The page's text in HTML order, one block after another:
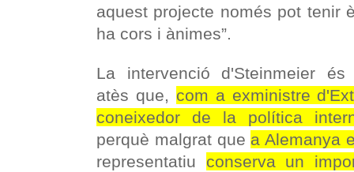
aquest projecte només pot tenir
ha cors i ànimes”.
La intervenció d'Steinmeier és
atès que, com a exministre
coneixedor de la política
perquè malgrat que a Alemanya
representatiu conserva un